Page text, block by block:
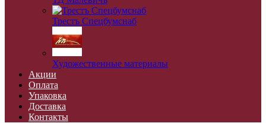
Трестъ Спецбумснаб
Художественные материалы
Акции
Оплата
Упаковка
Доставка
Контакты